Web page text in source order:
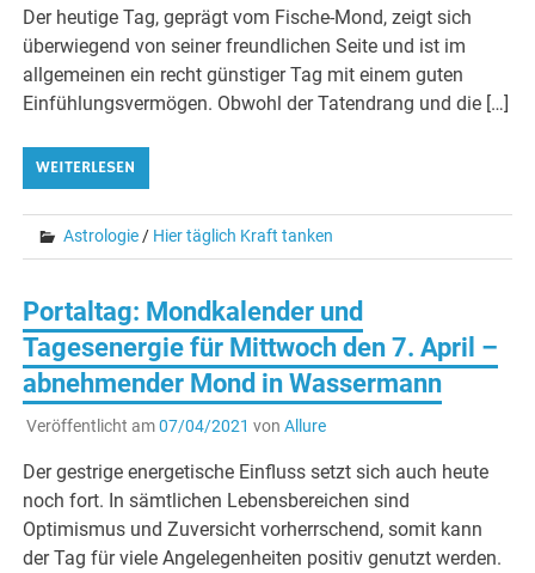
Der heutige Tag, geprägt vom Fische-Mond, zeigt sich
überwiegend von seiner freundlichen Seite und ist im
allgemeinen ein recht günstiger Tag mit einem guten
Einfühlungsvermögen. Obwohl der Tatendrang und die […]
WEITERLESEN
Astrologie/ Hier täglich Kraft tanken
Portaltag: Mondkalender und
Tagesenergie für Mittwoch den 7. April –
abnehmender Mond in Wassermann
Veröffentlicht am07/04/2021 von Allure
Der gestrige energetische Einfluss setzt sich auch heute
noch fort. In sämtlichen Lebensbereichen sind
Optimismus und Zuversicht vorherrschend, somit kann
der Tag für viele Angelegenheiten positiv genutzt werden.